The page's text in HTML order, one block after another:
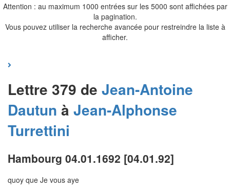
Attention : au maximum 1000 entrées sur les 5000 sont affichées par
la pagination.
Vous pouvez utiliser la recherche avancée pour restreindre la liste à
afficher.
Lettre 379 de Jean-Antoine
Dautun à Jean-Alphonse
Turrettini
Hambourg 04.01.1692 [04.01.92]
quoy que Je vous aye